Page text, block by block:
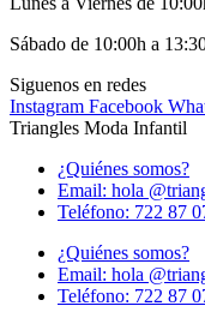
Sábado de 10:00h a
Siguenos en redes
Instagram Facebook
Triangles Moda Infantil
¿Quiénes somos?
Email: hola
Teléfono: 722 87
¿Quiénes somos?
Email: hola
Teléfono: 722 87